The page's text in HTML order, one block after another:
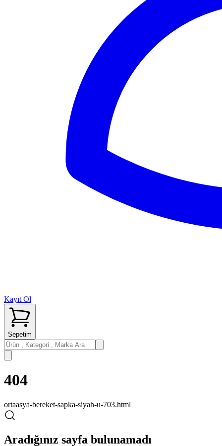
Kayıt Ol
Sepetim
404
ortaasya-bereket-sapka-siyah-u-703.html
Aradığınız sayfa bulunamadı